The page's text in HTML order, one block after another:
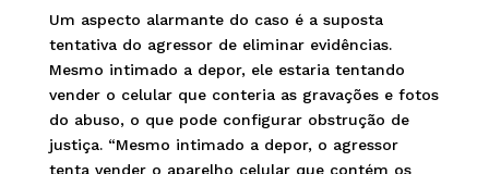
Um aspecto alarmante do caso é a suposta
tentativa do agressor de eliminar evidências.
Mesmo intimado a depor, ele estaria tentando
vender o celular que conteria as gravações e fotos
do abuso, o que pode configurar obstrução de
justiça. “Mesmo intimado a depor, o agressor
tenta vender o aparelho celular que contém os